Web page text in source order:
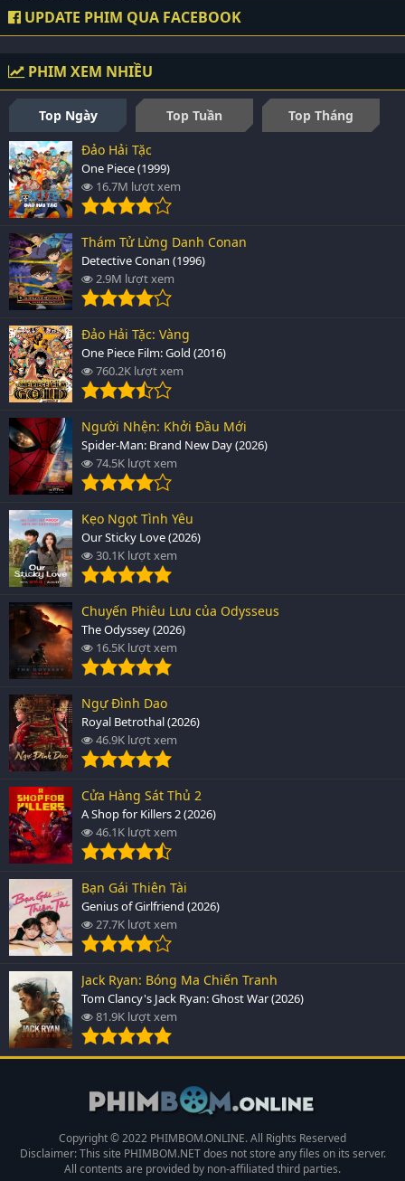
UPDATE PHIM QUA FACEBOOK
PHIM XEM NHIỀU
Top Ngày Top Tuần
Top Tháng
Đảo Hải Tặc
One Piece (1999)
16.7M lượt xem
Thám Tử Lừng Danh Conan
Detective Conan (1996)
2.9M lượt xem
Đảo Hải Tặc: Vàng
One Piece Film: Gold (2016)
760.2K lượt xem
Người Nhện: Khởi Đầu Mới
Spider-Man: Brand New Day (2026)
74.5K lượt xem
Kẹo Ngọt Tình Yêu
Our Sticky Love (2026)
30.1K lượt xem
Chuyến Phiêu Lưu của Odysseus
The Odyssey (2026)
16.5K lượt xem
Ngự Đình Dao
Royal Betrothal (2026)
46.9K lượt xem
Cửa Hàng Sát Thủ 2
A Shop for Killers 2 (2026)
46.1K lượt xem
Bạn Gái Thiên Tài
Genius of Girlfriend (2026)
27.7K lượt xem
Jack Ryan: Bóng Ma Chiến Tranh
Tom Clancy's Jack Ryan: Ghost War (2026)
81.9K lượt xem
Copyright © 2022 PHIMBOM.ONLINE. All Rights Reserved
Disclaimer: This site PHIMBOM.NETdoes not store any files on its server.
All contents are provided by non-affiliated third parties.